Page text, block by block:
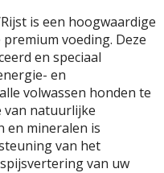
is een hoogwaardige
voeding. Deze
en speciaal
en
volwassen honden te
van natuurlijke
en mineralen is
van het
van uw